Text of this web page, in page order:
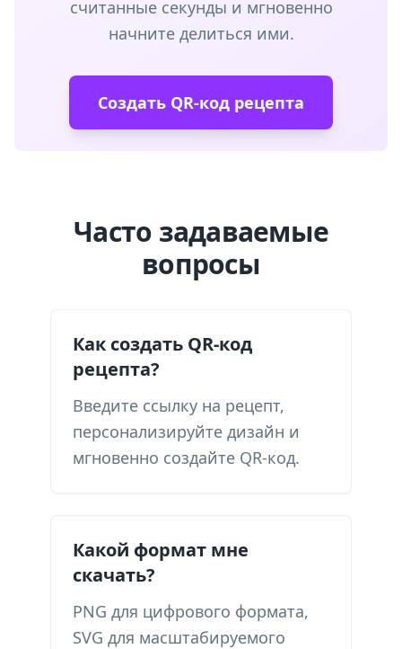
считанные секунды и мгновенно
начните делиться ими.
Создать QR-код рецепта
Часто задаваемые
вопросы
Как создать QR-код
рецепта?
Введите ссылку на рецепт,
персонализируйте дизайн и
мгновенно создайте QR-код.
Какой формат мне
скачать?
PNG для цифрового формата,
SVG для масштабируемого